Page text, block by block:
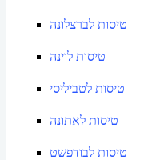
טיסות לברצלונה
טיסות לוינה
טיסות לטביליסי
טיסות לאתונה
טיסות לבודפשט